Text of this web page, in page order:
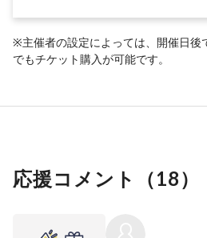
※主催者の設定によっては、開催日後
でもチケット購入が可能です。
応援コメント（18）